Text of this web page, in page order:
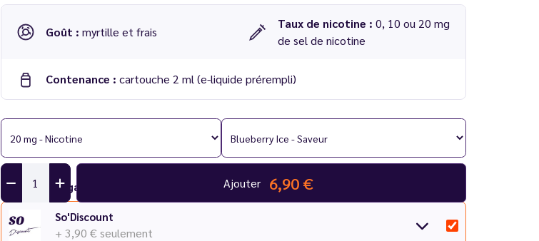
Goût : myrtille et frais
Taux de nicotine : 0, 10 ou 20 mg
de sel de nicotine
Contenance : cartouche 2 ml (e-liquide prérempli)
Compatible :Kit Kiwi GO+
Nombre de bouffées :1000 par cartouches, soit 2000 au total
Lot de 2 cartouches pré-remplies
Ajouter 6,90 €
Ajouter une garantie
So'Discount
+ 3,90 € seulement